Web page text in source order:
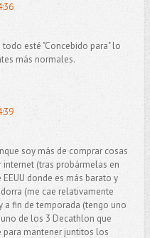
esté "Concebido para" lo
más normales.
soy más de comprar cosas
internet (tras probármelas en
donde es más barato y
(me cae relativamente
a fin de temporada (tengo uno
de los 3 Decathlon que
para mantener juntitos los